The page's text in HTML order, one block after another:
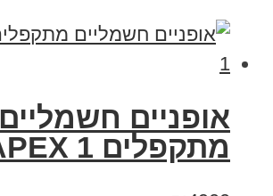
‏אופניים חשמליים
‏מתקפלים Stark APEX 1